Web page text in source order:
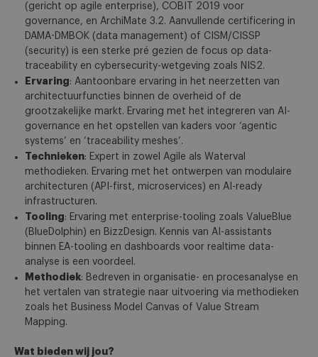
(gericht op agile enterprise), COBIT 2019 voor
governance, en ArchiMate 3.2. Aanvullende certificering in
DAMA-DMBOK (data management) of CISM/CISSP
(security) is een sterke pré gezien de focus op data-
traceability en cybersecurity-wetgeving zoals NIS2.
Ervaring: Aantoonbare ervaring in het neerzetten van
architectuurfuncties binnen de overheid of de
grootzakelijke markt. Ervaring met het integreren van AI-
governance en het opstellen van kaders voor ‘agentic
systems’ en ’traceability meshes’.
Technieken: Expert in zowel Agile als Waterval
methodieken. Ervaring met het ontwerpen van modulaire
architecturen (API-first, microservices) en AI-ready
infrastructuren.
Tooling: Ervaring met enterprise-tooling zoals ValueBlue
(BlueDolphin) en BizzDesign. Kennis van AI-assistants
binnen EA-tooling en dashboards voor realtime data-
analyse is een voordeel.
Methodiek: Bedreven in organisatie- en procesanalyse en
het vertalen van strategie naar uitvoering via methodieken
zoals het Business Model Canvas of Value Stream
Mapping.
Wat bieden wij jou?